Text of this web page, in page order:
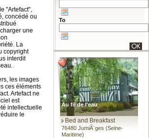
"Artefact",
concédé ou
une
La
copyright
interdit
les images
ces éléments
Artefact ne
est
intellectuelle
le
To
Au fil de l'eau
Bed and Breakfast
76480 JumiÃ¨ges (Seine-
Maritime)